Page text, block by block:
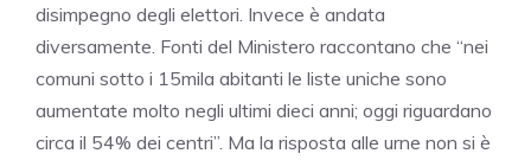
disimpegno degli elettori. Invece è andata
diversamente. Fonti del Ministero raccontano che “nei
comuni sotto i 15mila abitanti le liste uniche sono
aumentate molto negli ultimi dieci anni; oggi riguardano
circa il 54% dei centri”. Ma la risposta alle urne non si è